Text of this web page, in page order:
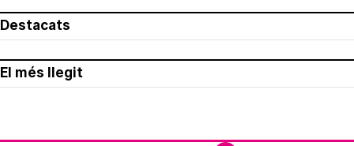
Destacats
El més llegit